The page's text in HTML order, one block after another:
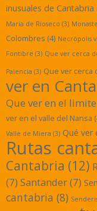
inusuales de Cantabria
Maria de Rioseco (3)
Colombres (4) Necrópolis
Fontibre (3) Que ver cerca
Palencia (3) Que ver cerca
ver en
Que ver en el
ver en el valle del Nansa
Valle de Miera (3) Qué ver
Rutas
Cantabria (12)
(7) Santander(7)
cantabria (8)